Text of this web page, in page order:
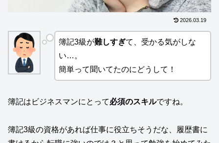
2026.03.19
簿記3級が難しすぎて、受かる気がしな
い…。
簡単って聞いてたのにどうして！
簿記はビジネスマンにとって必須のスキルですね。
簿記3級の資格があれば仕事に役立ちそうだな、履歴書に